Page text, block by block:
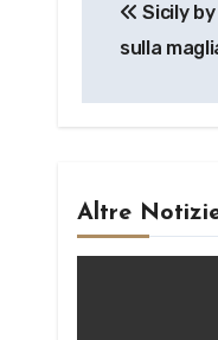
articoli
Sicily
sulla
Altre